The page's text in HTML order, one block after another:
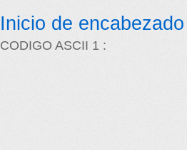
Inicio de encabezado
CODIGO ASCII 1 :